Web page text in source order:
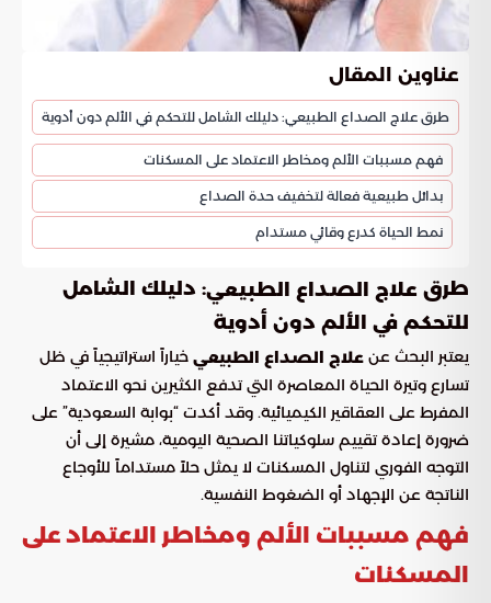
عناوين المقال
طرق علاج الصداع الطبيعي: دليلك الشامل للتحكم في الألم دون أدوية
فهم مسببات الألم ومخاطر الاعتماد على المسكنات
بدائل طبيعية فعالة لتخفيف حدة الصداع
نمط الحياة كدرع وقائي مستدام
طرق علاج الصداع الطبيعي: دليلك الشامل
للتحكم في الألم دون أدوية
يعتبر البحث عن علاج الصداع الطبيعي خياراً استراتيجياً في ظل
تسارع وتيرة الحياة المعاصرة التي تدفع الكثيرين نحو الاعتماد
المفرط على العقاقير الكيميائية. وقد أكدت “بوابة السعودية” على
ضرورة إعادة تقييم سلوكياتنا الصحية اليومية، مشيرة إلى أن
التوجه الفوري لتناول المسكنات لا يمثل حلاً مستداماً للأوجاع
الناتجة عن الإجهاد أو الضغوط النفسية.
فهم مسببات الألم ومخاطر الاعتماد على
المسكنات